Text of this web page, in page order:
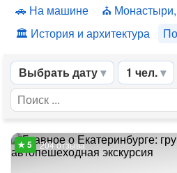
На машине
История и архитектура
Выбрать дату 1 чел.
204 отзыва